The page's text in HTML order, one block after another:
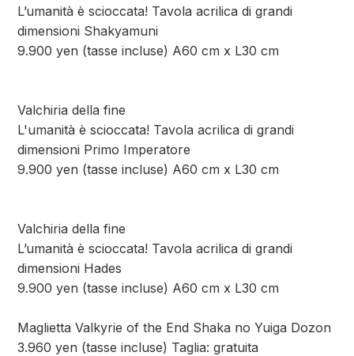
L’umanità è scioccata! Tavola acrilica di grandi
dimensioni Shakyamuni
9.900 yen (tasse incluse) A60 cm x L30 cm
Valchiria della fine
L'umanità è scioccata! Tavola acrilica di grandi
dimensioni Primo Imperatore
9.900 yen (tasse incluse) A60 cm x L30 cm
Valchiria della fine
L’umanità è scioccata! Tavola acrilica di grandi
dimensioni Hades
9.900 yen (tasse incluse) A60 cm x L30 cm
Maglietta Valkyrie of the End Shaka no Yuiga Dozon
3.960 yen (tasse incluse) Taglia: gratuita